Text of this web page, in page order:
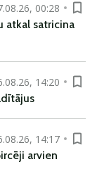
00:28
atkal satricina
14:20
14:17
arvien